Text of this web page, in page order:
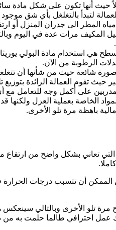
حيث أنها تكون على شكل مادة
لتبدأ بالتغلغل بأي شق موجود
المطر الى جدران المنزل أو
المكيف مرات عدة في اليوم
هي استخدام مادة البولي
الرطوبة من الآن.
بصورة شائعة حيث من شأنها أن
حيث تقوم العمالة الرائدة
على أكمل وجه للتعامل مع أي
الخاصة بعملية العزل ولكنها
باهظة مرة تلو الأخرى.
تعاني بشكل واضح من
أن تتسبب درجات الحرارة
تلو الأخرى وبالتالي
احترافي طالما حلمت به من ذي